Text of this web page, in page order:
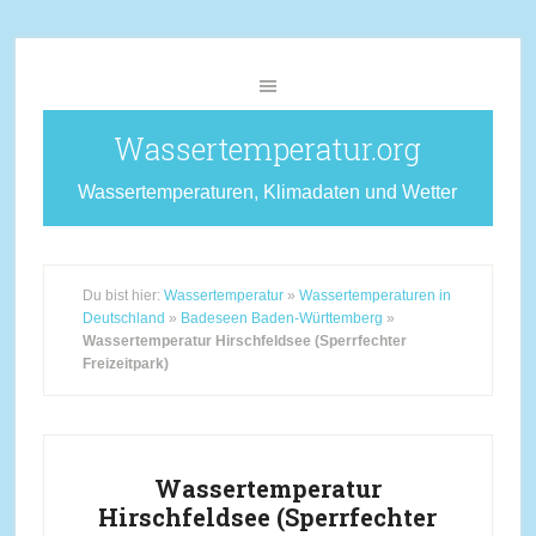
Wassertemperatur.org
Wassertemperaturen, Klimadaten und Wetter
Du bist hier: Wassertemperatur» Wassertemperaturen in
Deutschland » Badeseen Baden-Württemberg »
Wassertemperatur Hirschfeldsee (Sperrfechter
Freizeitpark)
Wassertemperatur
Hirschfeldsee (Sperrfechter